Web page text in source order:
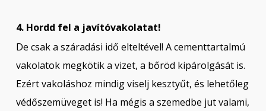
4. Hordd fel a javítóvakolatat!
De csak a száradási idő elteltével! A cementtartalmú
vakolatok megkötik a vizet, a bőröd kipárolgását is.
Ezért vakoláshoz mindig viselj kesztyűt, és lehetőleg
védőszemüveget is! Ha mégis a szemedbe jut valami,